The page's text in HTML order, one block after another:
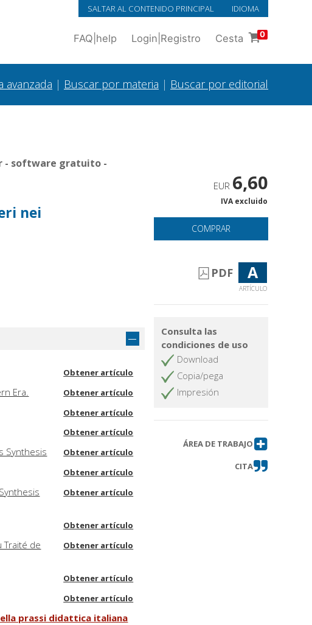
SALTAR AL CONTENIDO PRINCIPAL IDIOMA
FAQ help Login Registro Cesta 0
avanzada | Buscar por materia | Buscar por editorial
- software gratuito -
nei
Obtener artículo
Era. Obtener artículo
Obtener artículo
Obtener artículo
Synthesis Obtener artículo
Obtener artículo
Obtener artículo
Obtener artículo
Traité de
Obtener artículo
Obtener artículo
Obtener artículo
prassi didattica italiana
EUR 6,60
IVA excluido
COMPRAR
PDF A
ARTÍCULO
Consulta las
condiciones de uso
Download
Copia/pega
Impresión
ÁREA DE TRABAJO
CITA